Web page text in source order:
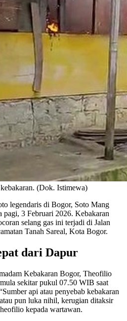
(Dok. Istimewa)
legendaris di Bogor, Soto Mang
pagi, 3 Februari 2026. Kebakaran
selang gas ini terjadi di Jalan
Tanah Sareal, Kota Bogor.
dari Dapur
Kebakaran Bogor, Theofilio
sekitar pukul 07.50 WIB saat
api atau penyebab kebakaran
pun luka nihil, kerugian ditaksir
kepada wartawan.